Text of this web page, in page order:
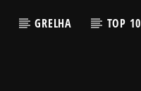
GRELHA TOP 10